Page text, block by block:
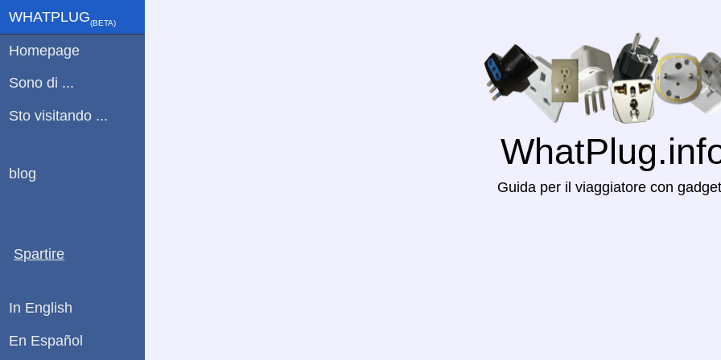
Guida per il viaggiatore con
WHATPLUG(ΒETA)
Homepage
Sono di ...
Sto visitando ...
blog
Spartire
In English
En Español